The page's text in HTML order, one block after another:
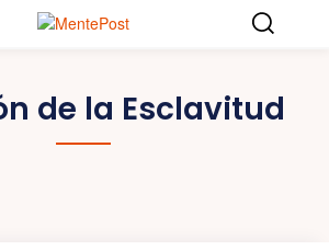
de la Esclavitud